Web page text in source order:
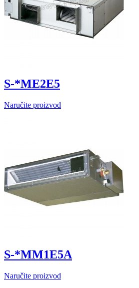
S-*ME2E5
Naručite proizvod
S-*MM1E5A
Naručite proizvod